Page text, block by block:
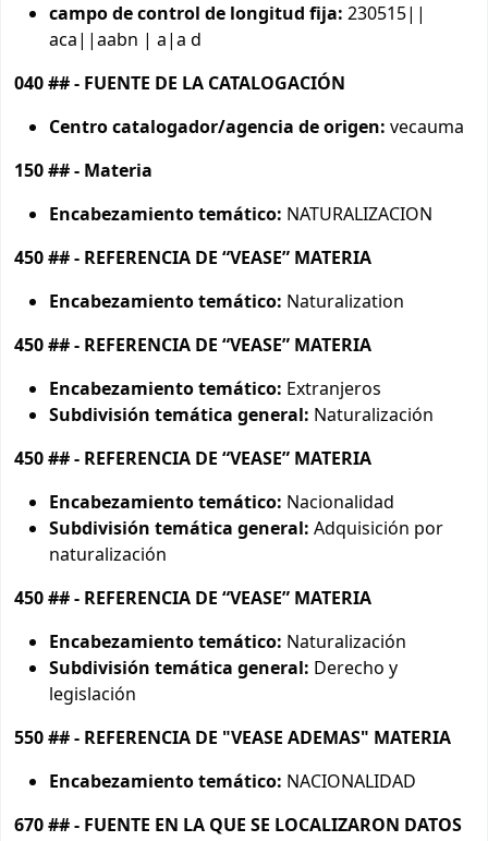
campo de control de longitud fija: 230515||
aca||aabn | a|a d
040 ## - FUENTE DE LA CATALOGACIÓN
Centro catalogador/agencia de origen: vecauma
150 ## - Materia
Encabezamiento temático: NATURALIZACION
450 ## - REFERENCIA DE “VEASE” MATERIA
Encabezamiento temático: Naturalization
450 ## - REFERENCIA DE “VEASE” MATERIA
Encabezamiento temático: Extranjeros
Subdivisión temática general: Naturalización
450 ## - REFERENCIA DE “VEASE” MATERIA
Encabezamiento temático: Nacionalidad
Subdivisión temática general: Adquisición por
naturalización
450 ## - REFERENCIA DE “VEASE” MATERIA
Encabezamiento temático: Naturalización
Subdivisión temática general: Derecho y
legislación
550 ## - REFERENCIA DE "VEASE ADEMAS" MATERIA
Encabezamiento temático: NACIONALIDAD
670 ## - FUENTE EN LA QUE SE LOCALIZARON DATOS